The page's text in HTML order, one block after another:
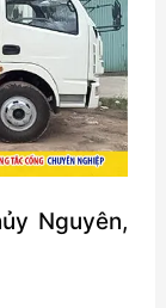
Nguyên,